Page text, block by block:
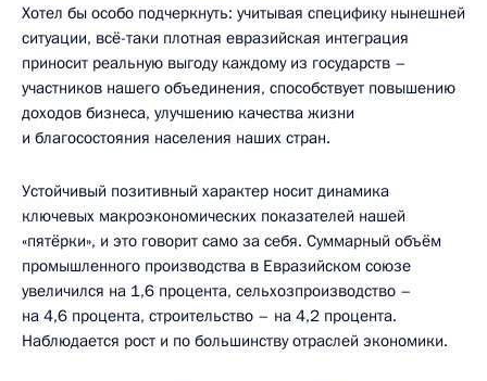
Хотел бы особо подчеркнуть: учитывая специфику нынешней
ситуации, всё-таки плотная евразийская интеграция
приносит реальную выгоду каждому из государств –
участников нашего объединения, способствует повышению
доходов бизнеса, улучшению качества жизни
и благосостояния населения наших стран.
Устойчивый позитивный характер носит динамика
ключевых макроэкономических показателей нашей
«пятёрки», и это говорит само за себя. Суммарный объём
промышленного производства в Евразийском союзе
увеличился на 1,6 процента, сельхозпроизводство –
на 4,6 процента, строительство – на 4,2 процента.
Наблюдается рост и по большинству отраслей экономики.